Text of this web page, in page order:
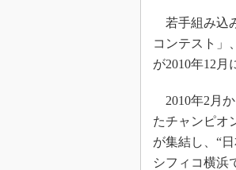
若手組み込
コンテスト」
が2010年12月
2010年2月
たチャンピオ
が集結し、“
シフィコ横浜